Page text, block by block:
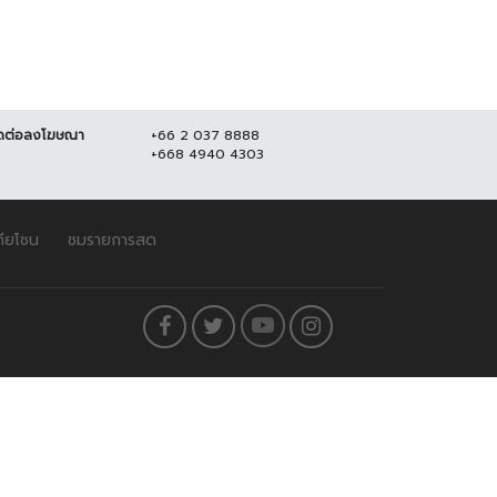
อลงโฆษณา
+66 2 037 8888
+668 4940 4303
ยโซน ชมรายการสด